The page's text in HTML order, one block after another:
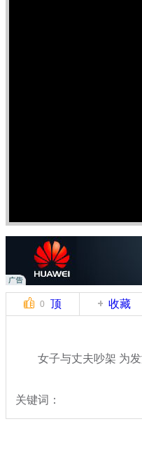
0 顶 收藏
女子与丈夫吵架 为发
关键词：